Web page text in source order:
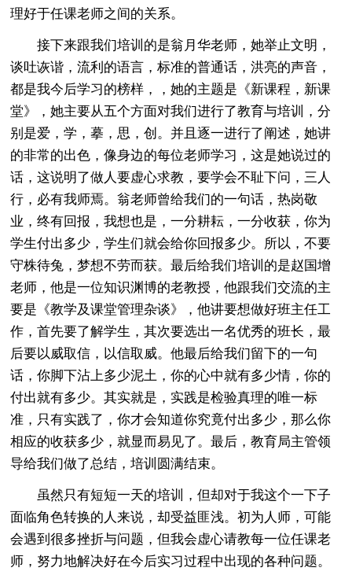
理好于任课老师之间的关系。
接下来跟我们培训的是翁月华老师，她举止文明，
谈吐诙谐，流利的语言，标准的普通话，洪亮的声音，
都是我今后学习的榜样，，她的主题是《新课程，新课
堂》，她主要从五个方面对我们进行了教育与培训，分
别是爱，学，摹，思，创。并且逐一进行了阐述，她讲
的非常的出色，像身边的每位老师学习，这是她说过的
话，这说明了做人要虚心求教，要学会不耻下问，三人
行，必有我师焉。翁老师曾给我们的一句话，热岗敬
业，终有回报，我想也是，一分耕耘，一分收获，你为
学生付出多少，学生们就会给你回报多少。所以，不要
守株待兔，梦想不劳而获。最后给我们培训的是赵国增
老师，他是一位知识渊博的老教授，他跟我们交流的主
要是《教学及课堂管理杂谈》，他讲要想做好班主任工
作，首先要了解学生，其次要选出一名优秀的班长，最
后要以威取信，以信取威。他最后给我们留下的一句
话，你脚下沾上多少泥土，你的心中就有多少情，你的
付出就有多少。其实就是，实践是检验真理的唯一标
准，只有实践了，你才会知道你究竟付出多少，那么你
相应的收获多少，就显而易见了。最后，教育局主管领
导给我们做了总结，培训圆满结束。
虽然只有短短一天的培训，但却对于我这个一下子
面临角色转换的人来说，却受益匪浅。初为人师，可能
会遇到很多挫折与问题，但我会虚心请教每一位任课老
师，努力地解决好在今后实习过程中出现的各种问题。